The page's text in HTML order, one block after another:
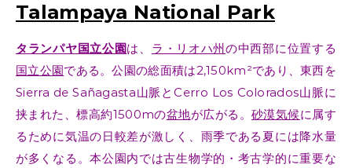
Talampaya National Park
タランパヤ国立公園は、 ラ・リオハ州の中西部に位置する
国立公園である。公園の総面積は2,150km²であり、東西を
Sierra de Sañagasta山脈とCerro Los Colorados山脈に
挟まれた、標高約1500mの盆地が広がる。 砂漠気候に属す
るために気温の日較差が激しく、雨季である夏には降水量
が多くなる。本公園内では古生物学的・考古学的に重要な